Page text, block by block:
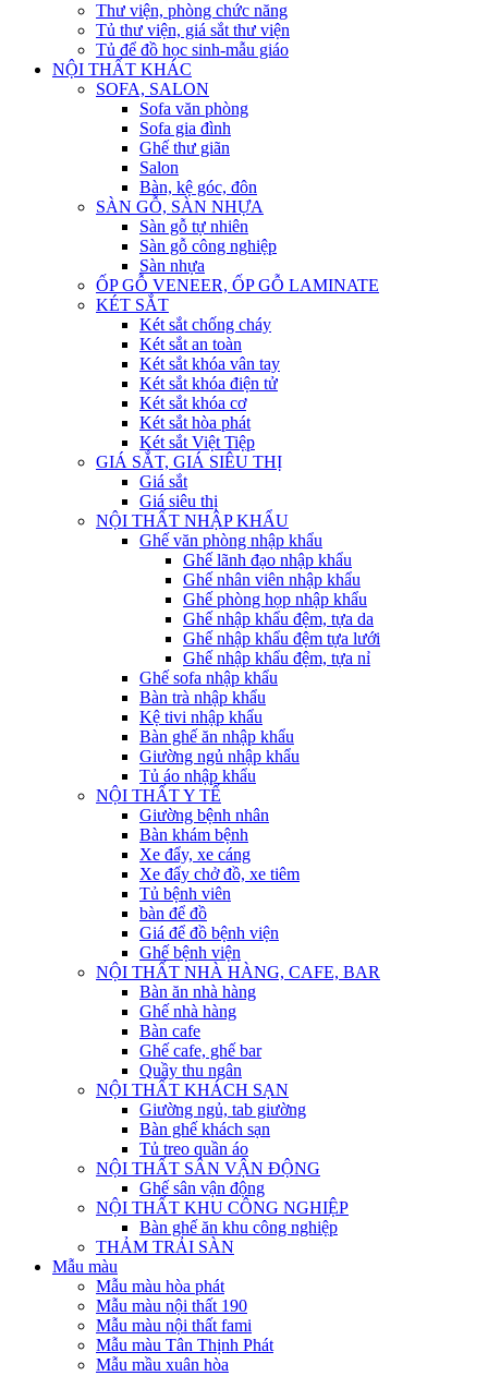
Thư viện, phòng chức năng
Tủ thư viện, giá sắt thư viện
Tủ để đồ học sinh-mẫu giáo
NỘI THẤT KHÁC
SOFA, SALON
Sofa văn phòng
Sofa gia đình
Ghế thư giãn
Salon
Bàn, kệ góc, đôn
SÀN GỖ, SÀN NHỰA
Sàn gỗ tự nhiên
Sàn gỗ công nghiệp
Sàn nhựa
ỐP GỖ VENEER, ỐP GỖ LAMINATE
KÉT SẮT
Két sắt chống cháy
Két sắt an toàn
Két sắt khóa vân tay
Két sắt khóa điện tử
Két sắt khóa cơ
Két sắt hòa phát
Két sắt Việt Tiệp
GIÁ SẮT, GIÁ SIÊU THỊ
Giá sắt
Giá siêu thị
NỘI THẤT NHẬP KHẨU
Ghế văn phòng nhập khẩu
Ghế lãnh đạo nhập khẩu
Ghế nhân viên nhập khẩu
Ghế phòng họp nhập khẩu
Ghế nhập khẩu đệm, tựa da
Ghế nhập khẩu đệm tựa lưới
Ghế nhập khẩu đệm, tựa nỉ
Ghế sofa nhập khẩu
Bàn trà nhập khẩu
Kệ tivi nhập khẩu
Bàn ghế ăn nhập khẩu
Giường ngủ nhập khẩu
Tủ áo nhập khẩu
NỘI THẤT Y TẾ
Giường bệnh nhân
Bàn khám bệnh
Xe đẩy, xe cáng
Xe đẩy chở đồ, xe tiêm
Tủ bệnh viên
bàn để đồ
Giá để đồ bệnh viện
Ghế bệnh viện
NỘI THẤT NHÀ HÀNG, CAFE, BAR
Bàn ăn nhà hàng
Ghế nhà hàng
Bàn cafe
Ghế cafe, ghế bar
Quầy thu ngân
NỘI THẤT KHÁCH SẠN
Giường ngủ, tab giường
Bàn ghế khách sạn
Tủ treo quần áo
NỘI THẤT SÂN VẬN ĐỘNG
Ghế sân vận động
NỘI THẤT KHU CÔNG NGHIỆP
Bàn ghế ăn khu công nghiệp
THẢM TRẢI SÀN
Mẫu màu
Mẫu màu hòa phát
Mẫu màu nội thất 190
Mẫu màu nội thất fami
Mẫu màu Tân Thịnh Phát
Mẫu mầu xuân hòa